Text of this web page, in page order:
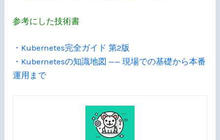
参考にした技術書
・Kubernetes完全ガイド 第2版
・Kubernetesの知識地図 —— 現場での基礎から本番
運用まで